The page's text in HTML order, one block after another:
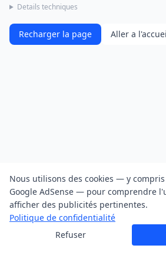
Details techniques
Recharger la page Aller a
Nous utilisons des cookies — y
Google AdSense — pour comprendre
afficher des publicités pertinentes.
Politique de confidentialité
Refuser